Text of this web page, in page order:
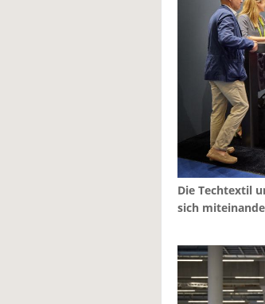
Die Techtextil
sich